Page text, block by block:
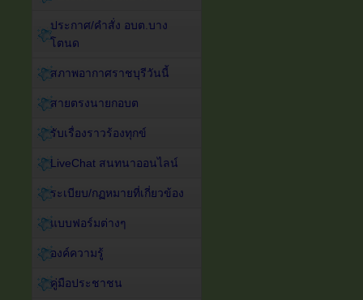
ประกาศ/คำสั่ง อบต.บาง
โตนด
สภาพอากาศราชบุรีวันนี้
สายตรงนายกอบต
รับเรื่องราวร้องทุกข์
LiveChat สนทนาออนไลน์
ระเบียบ/กฏหมายที่เกี่ยวข้อง
แบบฟอร์มต่างๆ
องค์ความรู้
คู่มือประชาชน